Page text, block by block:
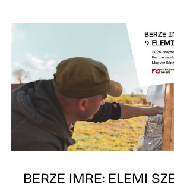
BERZE IMRE: ELEMI